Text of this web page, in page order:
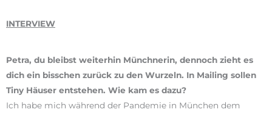
INTERVIEW
Petra, du bleibst weiterhin Münchnerin, dennoch zieht es
dich ein bisschen zurück zu den Wurzeln. In Mailing sollen
Tiny Häuser entstehen. Wie kam es dazu?
Ich habe mich während der Pandemie in München dem